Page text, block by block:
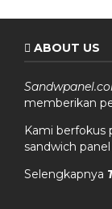
ABOUT US
memberikan
Kami berfokus
sandwich
Selengkapnya